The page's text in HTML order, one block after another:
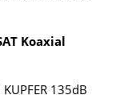
Koaxial
135dB